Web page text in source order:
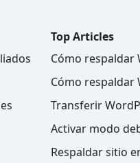
Top Articles
Cómo respaldar
Cómo respaldar
Transferir
Activar modo
Respaldar sitio